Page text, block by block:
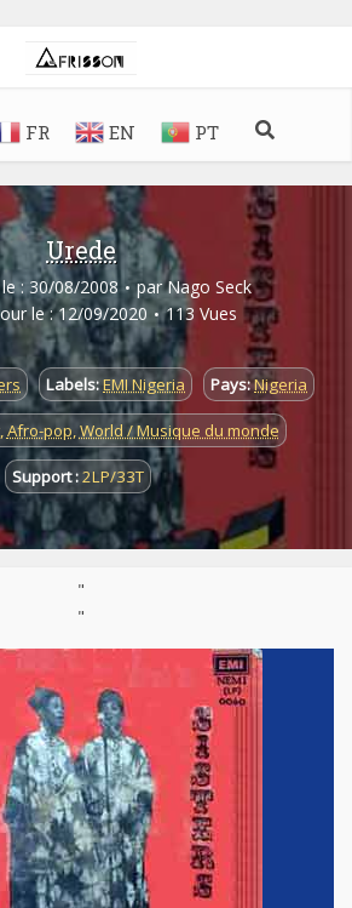
FR EN PT
Urede
: 30/08/2008 par Nago Seck
le : 12/09/2020
113 Vues
Labels:EMI Nigeria Pays:Nigeria
,Afro-pop,World / Musique du monde
Support :2LP/33T
"
"